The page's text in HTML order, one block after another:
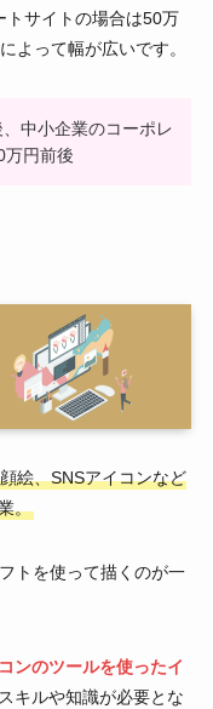
トサイトの場合は50万
よって幅が広いです。
中小企業のコーポレ
万円前後
絵、SNSアイコンなど
。
トを使って描くのが一
ンのツールを使ったイ
キルや知識が必要とな